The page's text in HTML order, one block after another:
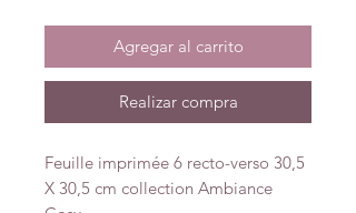
Agregar al carrito
Realizar compra
Feuille imprimée 6 recto-verso 30,5
X 30,5 cm collection Ambiance